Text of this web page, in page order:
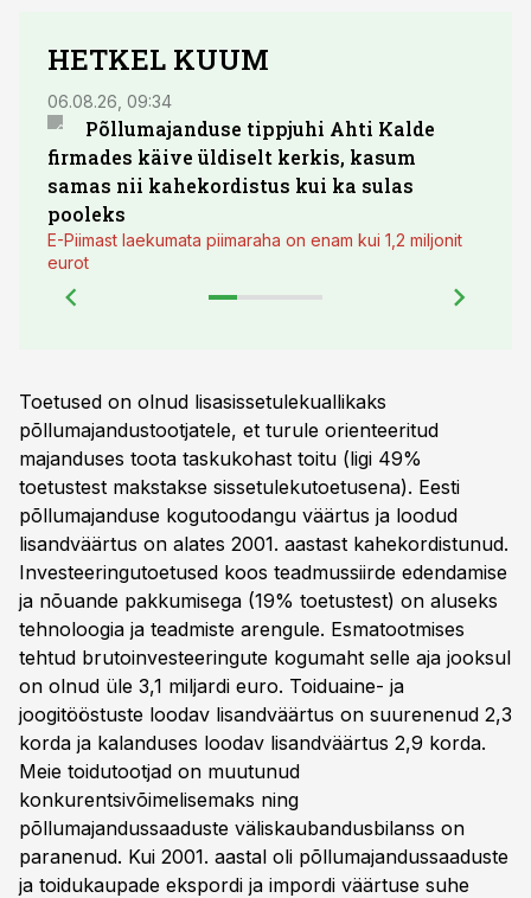
HETKEL KUUM
06.08.26, 09:34
Põllumajanduse tippjuhi Ahti Kalde
firmades käive üldiselt kerkis, kasum
samas nii kahekordistus kui ka sulas
pooleks
E-Piimast laekumata piimaraha on enam kui 1,2 miljonit
eurot
Toetused on olnud lisasissetulekuallikaks
põllumajandustootjatele, et turule orienteeritud
majanduses toota taskukohast toitu (ligi 49%
toetustest makstakse sissetulekutoetusena). Eesti
põllumajanduse kogutoodangu väärtus ja loodud
lisandväärtus on alates 2001. aastast kahekordistunud.
Investeeringutoetused koos teadmussiirde edendamise
ja nõuande pakkumisega (19% toetustest) on aluseks
tehnoloogia ja teadmiste arengule. Esmatootmises
tehtud brutoinvesteeringute kogumaht selle aja jooksul
on olnud üle 3,1 miljardi euro. Toiduaine- ja
joogitööstuste loodav lisandväärtus on suurenenud 2,3
korda ja kalanduses loodav lisandväärtus 2,9 korda.
Meie toidutootjad on muutunud
konkurentsivõimelisemaks ning
põllumajandussaaduste väliskaubandusbilanss on
paranenud. Kui 2001. aastal oli põllumajandussaaduste
ja toidukaupade ekspordi ja impordi väärtuse suhe